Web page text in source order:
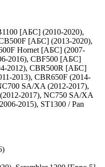
[АБС] (2010-2020),
[АБС] (2013-2020),
Hornet [АБС] (2007-
2016), CBF500 [АБС]
2012), CBR500R [АБС]
2013), CBR650F (2014-
SA/XA (2012-2017),
2017), NC750 SA/XA
2015), ST1300 / Pan